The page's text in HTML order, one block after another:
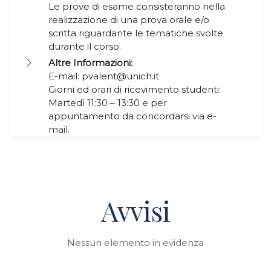
Le prove di esame consisteranno nella
realizzazione di una prova orale e/o
scritta riguardante le tematiche svolte
durante il corso.
Altre Informazioni:
E-mail: pvalent@unich.it
Giorni ed orari di ricevimento studenti:
Martedì 11:30 – 13:30 e per
appuntamento da concordarsi via e-
mail.
Avvisi
Nessun elemento in evidenza